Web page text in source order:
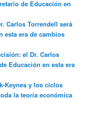
de Educación en
Carlos Torrendell será
esta era de cambios
el Dr. Carlos
Educación en esta era
Keynes y los ciclos
la teoría económica